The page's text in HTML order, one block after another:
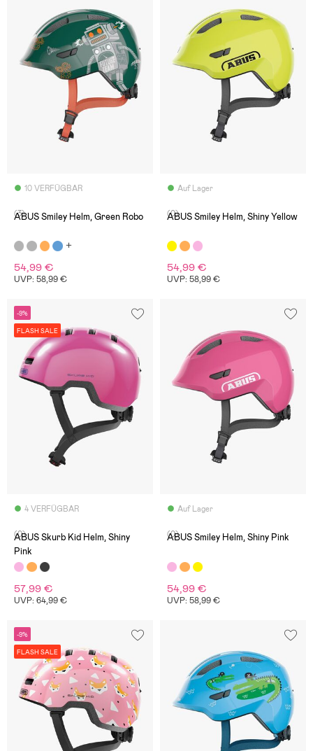
10 VERFÜGBAR
(3)
ABUS Smiley Helm, Green Robo
54,99 €
UVP: 58,99 €
Auf Lager
(0)
ABUS Smiley Helm, Shiny Yellow
54,99 €
UVP: 58,99 €
-9%
FLASH SALE
4 VERFÜGBAR
(0)
ABUS Skurb Kid Helm, Shiny
Pink
57,99 €
UVP: 64,99 €
Auf Lager
(0)
ABUS Smiley Helm, Shiny Pink
54,99 €
UVP: 58,99 €
-9%
FLASH SALE